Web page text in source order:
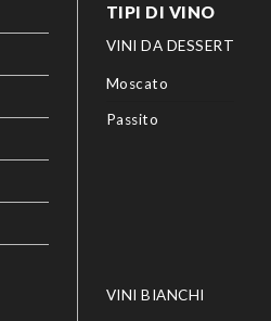
TIPI DI VINO
VINI DA DESSERT
Moscato
Passito
VINI BIANCHI